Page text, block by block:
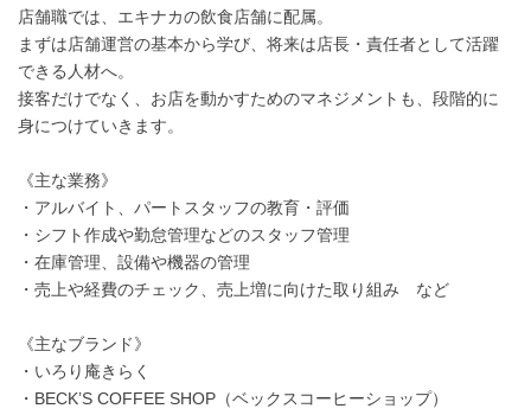
店舗職では、エキナカの飲食店舗に配属。
まずは店舗運営の基本から学び、将来は店長・責任者として活躍
できる人材へ。
接客だけでなく、お店を動かすためのマネジメントも、段階的に
身につけていきます。
《主な業務》
・アルバイト、パートスタッフの教育・評価
・シフト作成や勤怠管理などのスタッフ管理
・在庫管理、設備や機器の管理
・売上や経費のチェック、売上増に向けた取り組み など
《主なブランド》
・いろり庵きらく
・BECK’S COFFEE SHOP（ベックスコーヒーショップ）